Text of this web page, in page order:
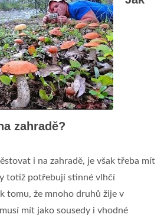
zahradě?
i na zahradě, je však třeba mít
totiž potřebují stinné vlhčí
tomu, že mnoho druhů žije v
mít jako sousedy i vhodné